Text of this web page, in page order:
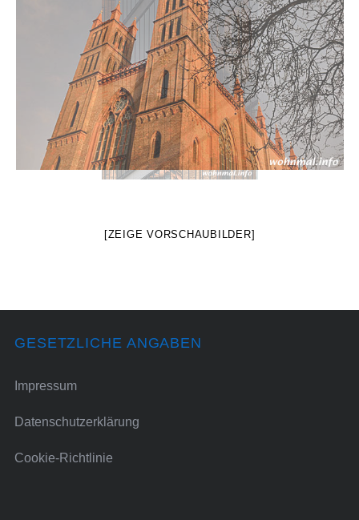
[ZEIGE VORSCHAUBILDER]
GESETZLICHE ANGABEN
Impressum
Datenschutzerklärung
Cookie-Richtlinie